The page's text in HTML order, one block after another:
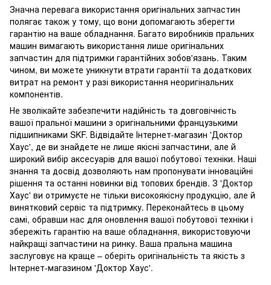
Значна перевага використання оригінальних запчастин
полягає також у тому, що вони допомагають зберегти
гарантію на ваше обладнання. Багато виробників пральних
машин вимагають використання лише оригінальних
запчастин для підтримки гарантійних зобов'язань. Таким
чином, ви можете уникнути втрати гарантії та додаткових
витрат на ремонт у разі використання неоригінальних
компонентів.
Не зволікайте забезпечити надійність та довговічність
вашої пральної машини з оригінальними французькими
підшипниками SKF. Відвідайте Інтернет-магазин 'Доктор
Хаус', де ви знайдете не лише якісні запчастини, але й
широкий вибір аксесуарів для вашої побутової техніки. Наші
знання та досвід дозволяють нам пропонувати інноваційні
рішення та останні новинки від топових брендів. З 'Доктор
Хаус' ви отримуєте не тільки високоякісну продукцію, але й
винятковий сервіс та підтримку. Переконайтесь в цьому
самі, обравши нас для оновлення вашої побутової техніки і
збережіть гарантію на ваше обладнання, використовуючи
найкращі запчастини на ринку. Ваша пральна машина
заслуговує на краще – оберіть оригінальність та якість з
Інтернет-магазином 'Доктор Хаус'.